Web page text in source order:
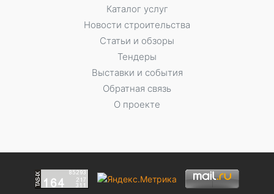
Каталог услуг
Новости строительства
Статьи и обзоры
Тендеры
Выставки и события
Обратная связь
О проекте